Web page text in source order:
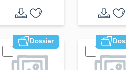
Dossier